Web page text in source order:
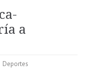
a
Deportes